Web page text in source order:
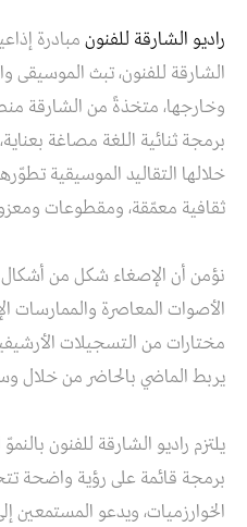
راديو الشارقة للفنون مبادرة
الشارقة للفنون، تبث
وخارجها، متخذةً من الشارقة
برمجة ثنائية اللغة مصاغة
خلالها التقاليد الموسيقية
ثقافية معمّقة، ومقطوعات
نؤمن أن الإصغاء شكل من أشكال
الأصوات المعاصرة والممارسات
مختارات من التسجيلات
يربط الماضي بالحاضر من خلال
يلتزم راديو الشارقة للفنون
برمجة قائمة على رؤية واضحة
الخوارزميات، ويدعو المستمعين